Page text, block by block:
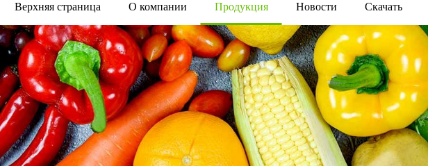
Верхняя страница О компании Продукция Новости Скачать